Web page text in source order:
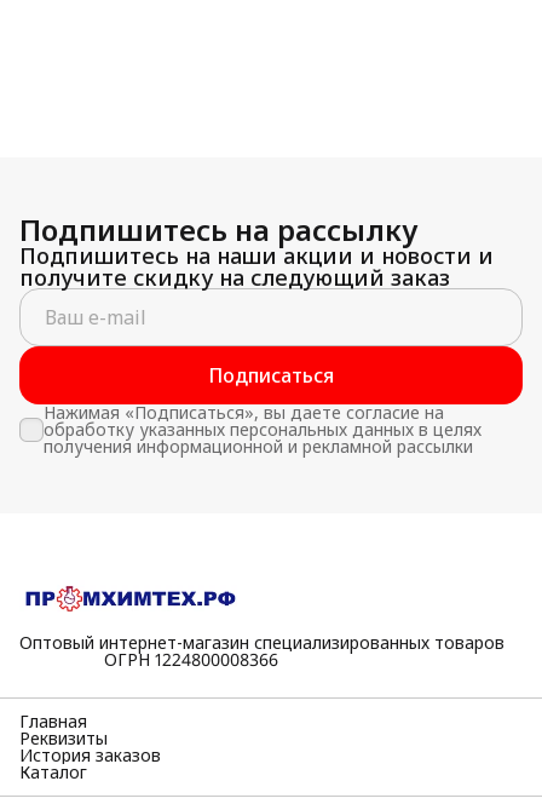
Подпишитесь на рассылку
Подпишитесь на наши акции и новости и
получите скидку на следующий заказ
Подписаться
Нажимая «Подписаться», вы даете согласие на
обработку указанных персональных данных в целях
получения информационной и рекламной рассылки
Оптовый интернет-магазин специализированных товаров
⠀⠀⠀⠀⠀⠀⠀ОГРН 1224800008366
Главная
Реквизиты
История заказов
Каталог